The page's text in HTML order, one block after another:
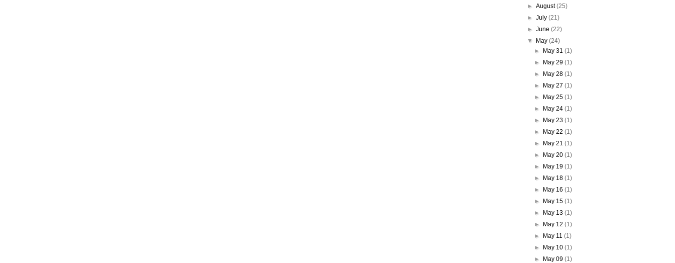
► August(25)
► July (21)
► June (22)
▼
May (24)
►
May 31(1)
►
May 29(1)
►
May 28(1)
►
May 27(1)
►
May 25(1)
►
May 24(1)
►
May 23(1)
►
May 22(1)
►
May 21(1)
►
May 20(1)
►
May 19(1)
►
May 18(1)
►
May 16(1)
►
May 15(1)
►
May 13(1)
►
May 12(1)
►
May 11(1)
►
May 10(1)
►
May 09(1)